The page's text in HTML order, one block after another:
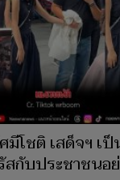
มีโชติ เสด็จฯ เ
กับประชาชนอ